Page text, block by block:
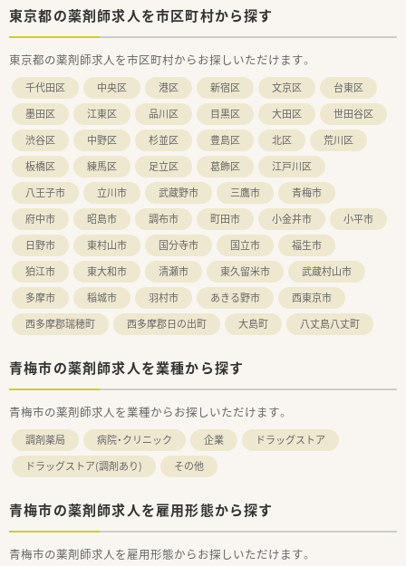
東京都の薬剤師求人を市区町村から探す
東京都の薬剤師求人を市区町村からお探しいただけます。
千代田区 中央区 港区 新宿区 文京区
台東区
墨田区
江東区 品川区 目黒区 大田区
世田谷区
渋谷区
中野区 杉並区 豊島区 北区
荒川区
板橋区
練馬区 足立区 葛飾区
江戸川区
八王子市
立川市 武蔵野市 三鷹市
青梅市
府中市
昭島市 調布市 町田市 小金井市
小平市
日野市
東村山市 国分寺市 国立市
福生市
狛江市
東大和市 清瀬市 東久留米市
武蔵村山市
多摩市
稲城市 羽村市 あきる野市
西東京市
西多摩郡瑞穂町
西多摩郡日の出町 大島町 八丈島八丈町
青梅市の薬剤師求人を業種から探す
青梅市の薬剤師求人を業種からお探しいただけます。
調剤薬局 病院・クリニック 企業
ドラッグストア
ドラッグストア(調剤あり)
その他
青梅市の薬剤師求人を雇用形態から探す
青梅市の薬剤師求人を雇用形態からお探しいただけます。